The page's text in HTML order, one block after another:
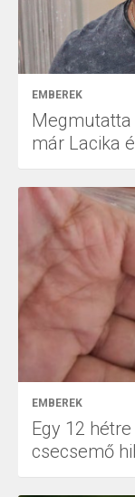
EMBEREK
Megmutatta
már Lacika
EMBEREK
Egy 12
csecsemő